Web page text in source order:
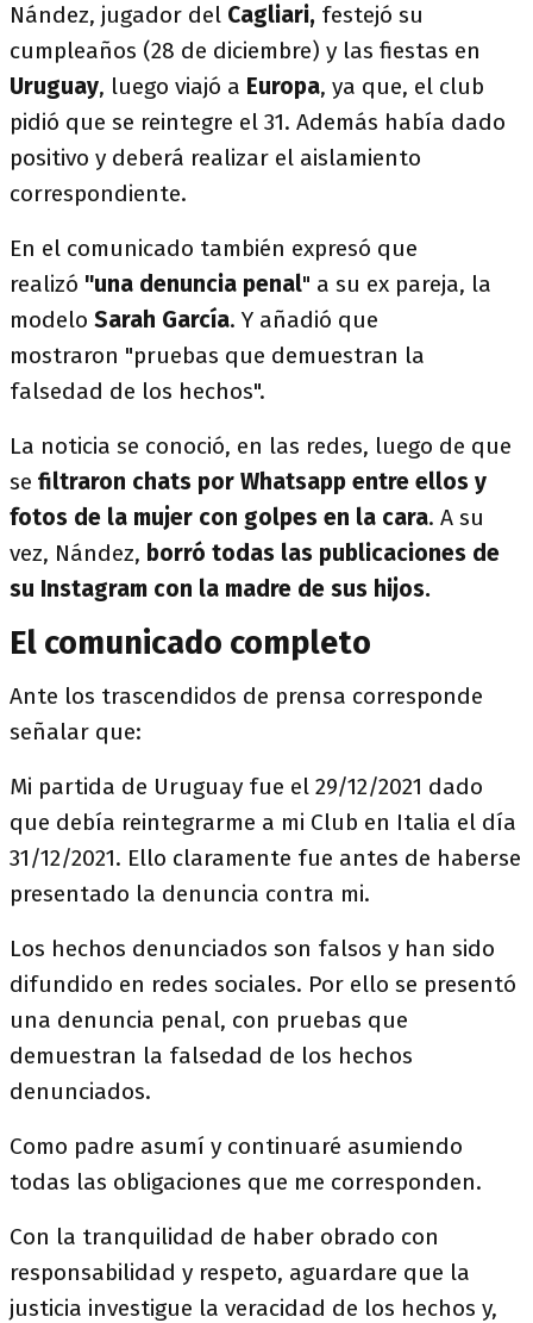
Nández, jugador del Cagliari, festejó su
cumpleaños (28 de diciembre) y las fiestas en
Uruguay, luego viajó a Europa, ya que, el club
pidió que se reintegre el 31. Además había dado
positivo y deberá realizar el aislamiento
correspondiente.
En el comunicado también expresó que
realizó "una denuncia penal" a su ex pareja, la
modelo Sarah García. Y añadió que
mostraron "pruebas que demuestran la
falsedad de los hechos".
La noticia se conoció, en las redes, luego de que
se filtraron chats por Whatsapp entre ellos y
fotos de la mujer con golpes en la cara. A su
vez, Nández, borró todas las publicaciones de
su Instagram con la madre de sus hijos.
El comunicado completo
Ante los trascendidos de prensa corresponde
señalar que:
Mi partida de Uruguay fue el 29/12/2021 dado
que debía reintegrarme a mi Club en Italia el día
31/12/2021. Ello claramente fue antes de haberse
presentado la denuncia contra mi.
Los hechos denunciados son falsos y han sido
difundido en redes sociales. Por ello se presentó
una denuncia penal, con pruebas que
demuestran la falsedad de los hechos
denunciados.
Como padre asumí y continuaré asumiendo
todas las obligaciones que me corresponden.
Con la tranquilidad de haber obrado con
responsabilidad y respeto, aguardare que la
justicia investigue la veracidad de los hechos y,